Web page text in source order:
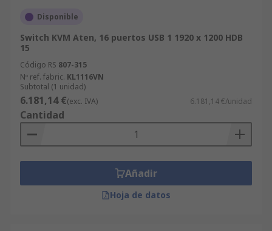
Disponible
Switch KVM Aten, 16 puertos USB 1 1920 x 1200 HDB
15
Código RS 807-315
Nº ref. fabric. KL1116VN
Subtotal (1 unidad)
6.181,14 €(exc. IVA) 6.181,14 €/unidad
Cantidad
Añadir
Hoja de datos